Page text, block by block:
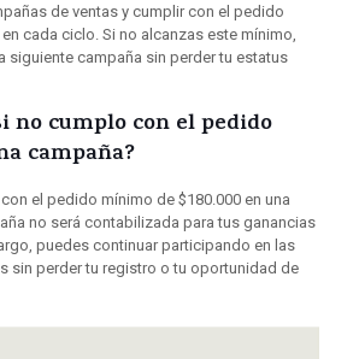
de ventas y cumplir con el pedido
cada ciclo. Si no alcanzas este mínimo,
siguiente campaña sin perder tu estatus
no cumplo con el pedido
campaña?
el pedido mínimo de $180.000 en una
no será contabilizada para tus ganancias
puedes continuar participando en las
sin perder tu registro o tu oportunidad de